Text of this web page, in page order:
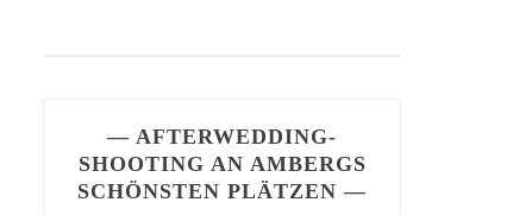
— AFTERWEDDING-
SHOOTING AN AMBERGS
SCHÖNSTEN PLÄTZEN —